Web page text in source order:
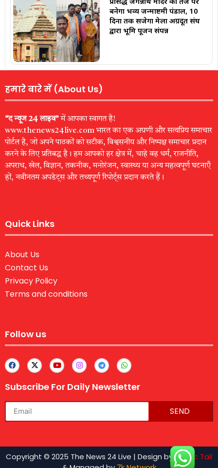
बनेगा भव्य जन्माष्टमी पंडाल, 10
दिनों तक सजेगा मेला ​अग्रदूत संघ
द्वारा भूमि पूजन संपन्न
हमारे बारे में (About Us)
“द न्यूज 24 लाइव”में आपका स्वागत है!
www.thenews24live.com भारत का एक अग्रणी और सत्यप्रिय समाचार
पोर्टल है, जो अपने पाठकों को सटीक, विश्वसनीय और निष्पक्ष समाचार प्रदान
करने के लिए प्रतिबद्ध है। हम आपको हर क्षेत्र में, चाहे वह धर्म, राजनीति,
अपराध, खेल, विज्ञान, तकनीक, मनोरंजन, स्वास्थ्य या अन्य महत्वपूर्ण घटनाएँ
हों, नवीनतम अपडेट्स और तथ्यपूर्ण रिपोर्ट्स प्रदान करते हैं।
Quick Links
About Us
Contact Us
Privacy Policy
Terms and conditions
Follow us
Subscribe For Daily Newsletter
SEND
Copyright © 2025 The News 24 Live | Design byTraffic Tail